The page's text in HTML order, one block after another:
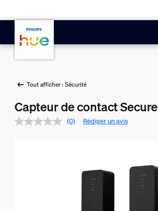
Tout afficher : Sécurité
Capteur de contact Secure
(0) Rédiger un avis